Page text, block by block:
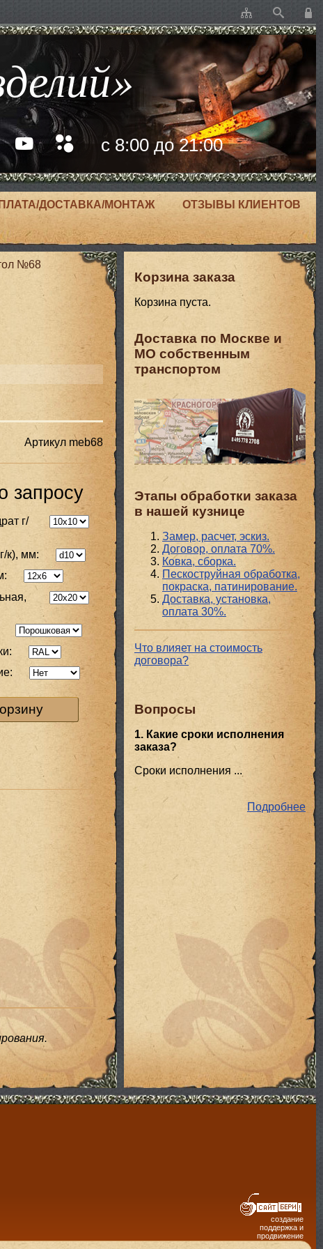
с 8:00 до 21:00
ДОСТАВКА/МОНТАЖ ОТЗЫВЫ КЛИЕНТОВ
№68
Артикул meb68
запросу
г/
к), мм:
Корзина заказа
Корзина пуста.
Доставка по Москве и
МО собственным
транспортом
Этапы обработки заказа
в нашей кузнице
Замер, расчет, эскиз.
Договор, оплата 70%.
Ковка, сборка.
Пескоструйная обработка,
покраска, патинирование.
Доставка, установка,
оплата 30%.
Что влияет на стоимость
договора?
Вопросы
1. Какие сроки исполнения
заказа?
Сроки исполнения ...
Подробнее
создание
поддержка и
продвижение
сайтов